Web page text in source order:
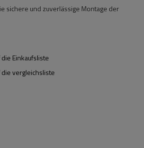
sichere und zuverlässige Montage der
die Einkaufsliste
die vergleichsliste